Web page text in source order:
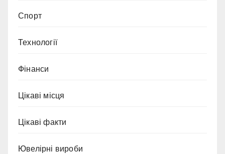
Спорт
Технології
Фінанси
Цікаві місця
Цікаві факти
Ювелірні вироби